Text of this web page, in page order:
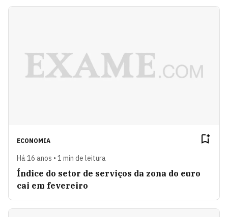
ECONOMIA
Há 16 anos • 1 min de leitura
Índice do setor de serviços da zona do euro
cai em fevereiro